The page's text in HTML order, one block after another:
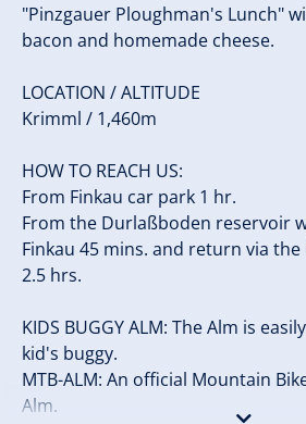
"Pinzgauer Ploughman's Lunch"
bacon and homemade cheese.
LOCATION / ALTITUDE
Krimml / 1,460m
HOW TO REACH US:
From Finkau car park 1 hr.
From the Durlaßboden reservoir
Finkau 45 mins. and return via
2.5 hrs.
KIDS BUGGY ALM: The Alm is
kid's buggy.
MTB-ALM: An official Mountain
Alm.